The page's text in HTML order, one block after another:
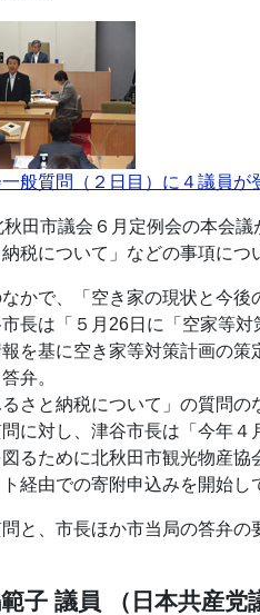
般質問（２日目）に４議員が
田市議会６月定例会の本会
納税について」などの事項につ
かで、「空き家の現状と今
長は「５月26日に「空家等
を基に空き家等対策計画の
弁。
るさと納税について」の質問
に対し、津谷市長は「今年
るために北秋田市観光物産
経由での寄附申込みを開始し
と、市長ほか市当局の答弁の
子 議員 （日本共産党